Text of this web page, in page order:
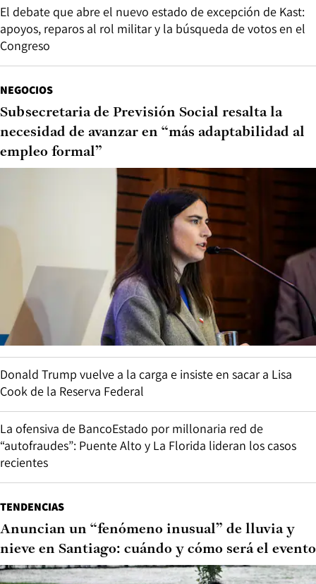
El debate que abre el nuevo estado de excepción de Kast:
apoyos, reparos al rol militar y la búsqueda de votos en el
Congreso
NEGOCIOS
Subsecretaria de Previsión Social resalta la
necesidad de avanzar en “más adaptabilidad al
empleo formal”
Donald Trump vuelve a la carga e insiste en sacar a Lisa
Cook de la Reserva Federal
La ofensiva de BancoEstado por millonaria red de
“autofraudes”: Puente Alto y La Florida lideran los casos
recientes
TENDENCIAS
Anuncian un “fenómeno inusual” de lluvia y
nieve en Santiago: cuándo y cómo será el evento